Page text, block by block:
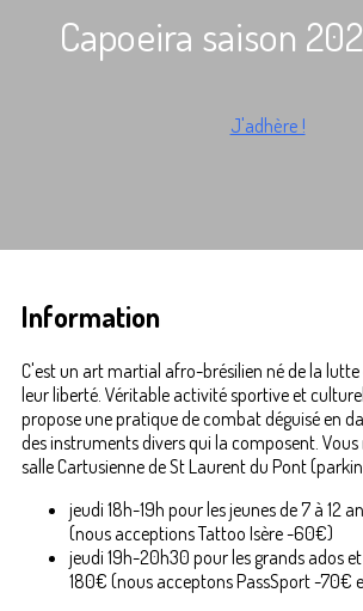
Capoeira saison
J'adhère !
Information
C'est un art martial afro-brésilien né de la lutte
leur liberté. Véritable activité sportive et
propose une pratique de combat déguisé en
des instruments divers qui la composent.
salle Cartusienne de St Laurent du Pont
jeudi 18h-19h pour les jeunes de 7 à 12
(nous acceptions Tattoo Isère -60€)
jeudi 19h-20h30 pour les grands ados
180€ (nous acceptons PassSport -70€